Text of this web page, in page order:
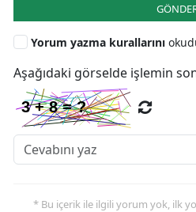
Yorum yazma kurallarını
Aşağıdaki görselde işlemin
* Bu içerik ile ilgili yorum yok, ilk